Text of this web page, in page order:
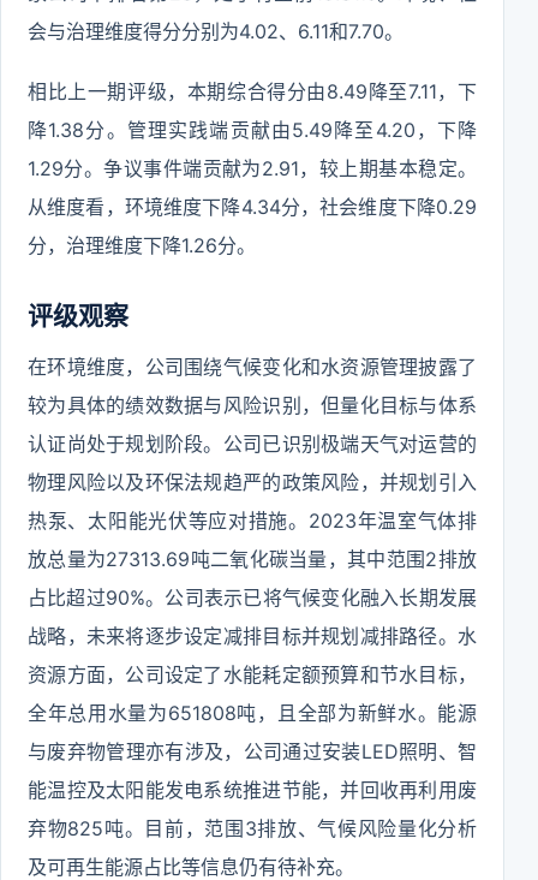
会与治理维度得分分别为4.02、6.11和7.70。
相比上一期评级，本期综合得分由8.49降至7.11，下
降1.38分。管理实践端贡献由5.49降至4.20，下降
1.29分。争议事件端贡献为2.91，较上期基本稳定。
从维度看，环境维度下降4.34分，社会维度下降0.29
分，治理维度下降1.26分。
评级观察
在环境维度，公司围绕气候变化和水资源管理披露了
较为具体的绩效数据与风险识别，但量化目标与体系
认证尚处于规划阶段。公司已识别极端天气对运营的
物理风险以及环保法规趋严的政策风险，并规划引入
热泵、太阳能光伏等应对措施。2023年温室气体排
放总量为27313.69吨二氧化碳当量，其中范围2排放
占比超过90%。公司表示已将气候变化融入长期发展
战略，未来将逐步设定减排目标并规划减排路径。水
资源方面，公司设定了水能耗定额预算和节水目标，
全年总用水量为651808吨，且全部为新鲜水。能源
与废弃物管理亦有涉及，公司通过安装LED照明、智
能温控及太阳能发电系统推进节能，并回收再利用废
弃物825吨。目前，范围3排放、气候风险量化分析
及可再生能源占比等信息仍有待补充。